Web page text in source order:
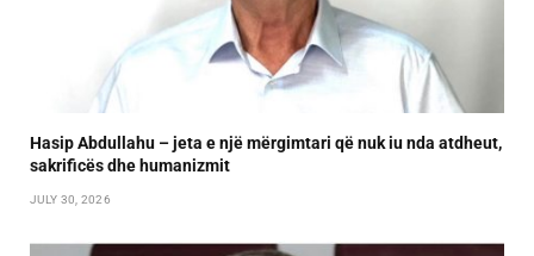
Hasip Abdullahu – jeta e një mërgimtari që nuk iu nda atdheut,
sakrificës dhe humanizmit
JULY 30, 2026